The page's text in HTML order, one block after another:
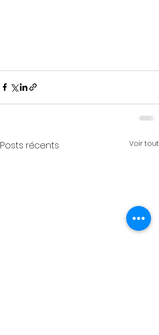
Posts récents Voir tout